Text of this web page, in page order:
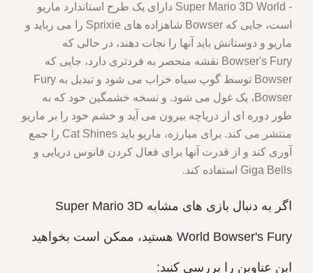
- Super Mario 3D World دارای یک طرح استاندارد ماریو
است، جایی که Bowser شاهزاده های Sprixie را می رباید و
ماریو و دوستانش باید آنها را نجات دهند، در حالی که
Bowser's Fury نقشه منحصر به فردتری دارد، جایی که
Bowser توسط گوپ سیاه خراب می شود و تبدیل به Fury
Bowser، یک غول می شود. و نسخه خشمگین خود که به
طور دوره ای از دریاچه بیرون می آید و خشم خود را بر ماریو
منتشر می کند. برای مبارزه، ماریو باید Cat Shines را جمع
آوری کند و از قدرت آنها برای فعال کردن فانوس دریایی و
Giga Bells استفاده کند.
اگر به دنبال بازی های مشابه Super Mario 3D
World Bowser's Fury هستید، ممکن است بخواهید
این عناوین را بررسی کنید: